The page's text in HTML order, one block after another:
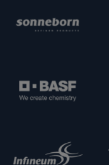
potenzielle
Sie gern